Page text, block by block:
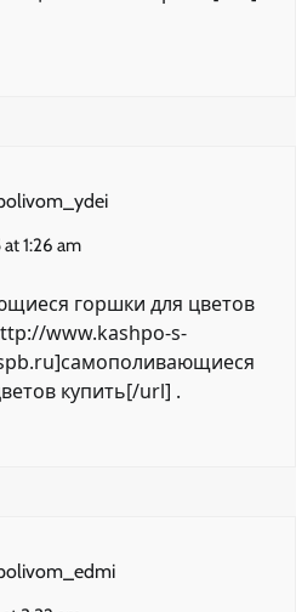
1:26 am
горшки для цветов
www.kashpo-s-
купить[/url] .